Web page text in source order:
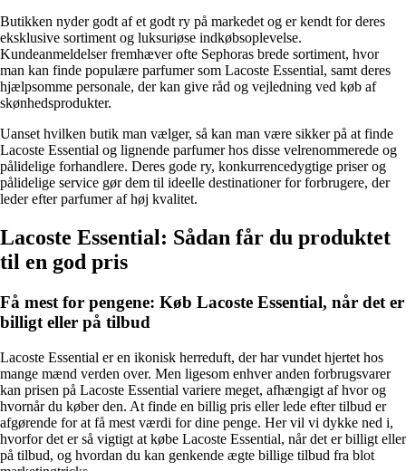
Butikken nyder godt af et godt ry på markedet og er kendt for deres
eksklusive sortiment og luksuriøse indkøbsoplevelse.
Kundeanmeldelser fremhæver ofte Sephoras brede sortiment, hvor
man kan finde populære parfumer som Lacoste Essential, samt deres
hjælpsomme personale, der kan give råd og vejledning ved køb af
skønhedsprodukter.
Uanset hvilken butik man vælger, så kan man være sikker på at finde
Lacoste Essential og lignende parfumer hos disse velrenommerede og
pålidelige forhandlere. Deres gode ry, konkurrencedygtige priser og
pålidelige service gør dem til ideelle destinationer for forbrugere, der
leder efter parfumer af høj kvalitet.
Lacoste Essential: Sådan får du produktet
til en god pris
Få mest for pengene: Køb Lacoste Essential, når det er
billigt eller på tilbud
Lacoste Essential er en ikonisk herreduft, der har vundet hjertet hos
mange mænd verden over. Men ligesom enhver anden forbrugsvarer
kan prisen på Lacoste Essential variere meget, afhængigt af hvor og
hvornår du køber den. At finde en billig pris eller lede efter tilbud er
afgørende for at få mest værdi for dine penge. Her vil vi dykke ned i,
hvorfor det er så vigtigt at købe Lacoste Essential, når det er billigt eller
på tilbud, og hvordan du kan genkende ægte billige tilbud fra blot